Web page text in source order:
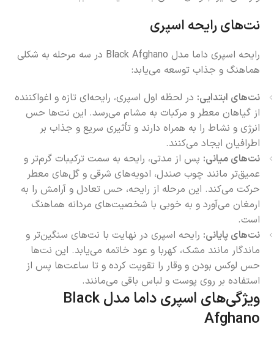
نت‌های رایحه اسپری
رایحه اسپری داما مدل Black Afghano در سه مرحله به شکلی
هماهنگ و جذاب توسعه می‌یابد:
نت‌های ابتدایی: در لحظه اول اسپری، رایحه‌ای تازه و اغواکننده
از گیاهان معطر و مرکبات به مشام می‌رسد. این نت‌ها حس
انرژی و نشاط را به همراه دارند و تأثیری سریع و جذاب بر
اطرافیان ایجاد می‌کنند.
نت‌های میانی: پس از مدتی، رایحه به سمت ترکیبات گرم‌تر و
عمیق‌تر مانند چوب صندل، ادویه‌های شرقی و گل‌های معطر
حرکت می‌کند. این مرحله از رایحه، حس تعادل و آرامش را به
ارمغان می‌آورد و به خوبی با شخصیت‌های مردانه هماهنگ
است.
نت‌های پایانی: رایحه اسپری در نهایت با نت‌های سنگین‌تر و
ماندگار مانند مشک، کهربا و عود خاتمه می‌یابد. این نت‌ها
حس لوکس بودن و وقار را تقویت کرده و تا ساعت‌ها پس از
استفاده بر روی پوست و لباس باقی می‌مانند.
ویژگی‌های اسپری داما مدل Black
Afghano